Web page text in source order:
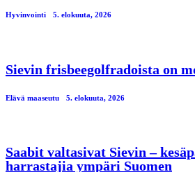
Hyvinvointi 5. elokuuta, 2026
Sievin frisbeegolfradoista on
Elävä maaseutu 5. elokuuta, 2026
Saabit valtasivat Sievin –
harrastajia ympäri Suomen